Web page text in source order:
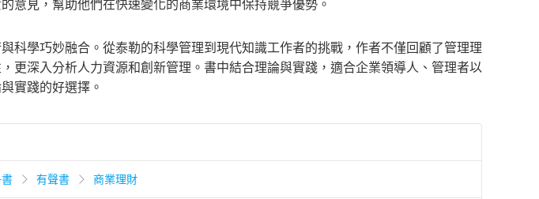
意見，幫助他們在快速變化的商業環境中保持競爭優勢。
科學巧妙融合。從泰勒的科學管理到現代知識工作者的挑戰，作者不僅回顧了管理理
更深入分析人力資源和創新管理。書中結合理論與實踐，適合企業領導人、管理者以
實踐的好選擇。
有聲書 商業理財